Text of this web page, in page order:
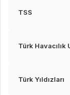
TSS
Türk
Türk Yıldızları